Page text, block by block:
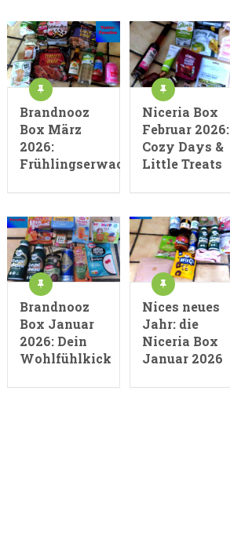
Brandnooz
Box März
2026:
Frühlingserwachen
Niceria Box
Februar 2026:
Cozy Days &
Little Treats
Brandnooz
Box Januar
2026: Dein
Wohlfühlkick
Nices neues
Jahr: die
Niceria Box
Januar 2026